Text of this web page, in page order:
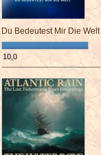
Du Bedeutest Mir Die Welt
10,0
¯¯¯¯¯¯¯¯¯¯¯¯¯¯¯¯¯¯¯¯¯¯¯¯